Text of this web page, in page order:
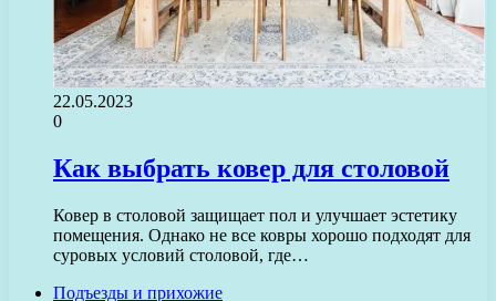
22.05.2023
0
Как выбрать ковер для столовой
Ковер в столовой защищает пол и улучшает эстетику
помещения. Однако не все ковры хорошо подходят для
суровых условий столовой, где…
Подъезды и прихожие